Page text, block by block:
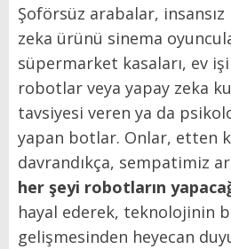
Şoförsüz arabalar, insansız
zeka ürünü sinema
süpermarket kasaları, ev
robotlar veya yapay zeka
tavsiyesi veren ya da
yapan botlar. Onlar, etten
davrandıkça, sempatimiz
her şeyi robotların
hayal ederek, teknolojinin
gelişmesinden heyecan